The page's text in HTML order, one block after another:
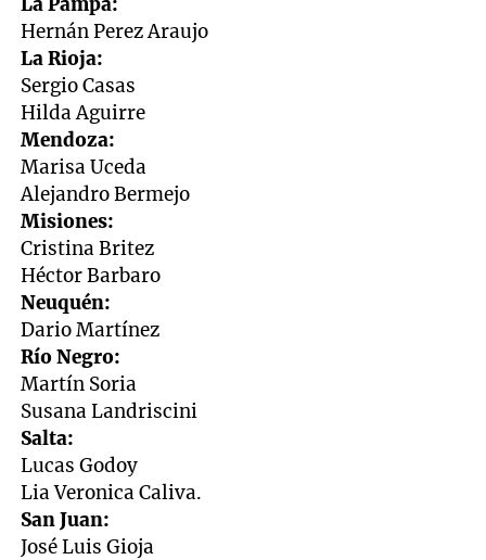
Hernán Perez Araujo
La Rioja:
Sergio Casas
Hilda Aguirre
Mendoza:
Marisa Uceda
Alejandro Bermejo
Misiones:
Cristina Britez
Héctor Barbaro
Neuquén:
Dario Martínez
Río Negro:
Martín Soria
Susana Landriscini
Salta:
Lucas Godoy
Lia Veronica Caliva.
San Juan:
José Luis Gioja